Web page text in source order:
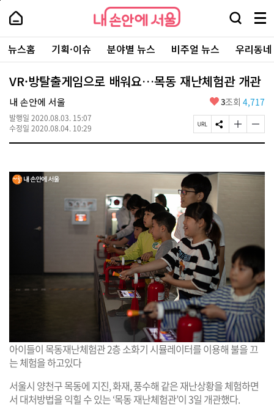
본
로
가
내
손
안
에
서
울
-
서
울
시
대
표
소
털
내
손
에
울
검
창
열
기
메
뉴
전
체
보
기
주
요
서
뉴스홈 기획·이슈 분야별 뉴스 비주얼 뉴스 우리동
VR·방탈출게임으로 배워요…목동 재난체험관 개관
내 손안에 서울
발행일 2020.08.03. 15:07
수정일 2020.08.04. 10:29
좋
요
3조회 4,717
페
이
R
L
복
사
S
N
유
글
자
크
게
글
자
작
게
아이들이 목동재난체험관 2층 소화기 시뮬레이터를 이용해 불을 끄
는 체험을 하고있다
서울시 양천구 목동에 지진, 화재, 풍수해 같은 재난상황을 체험하면
서 대처방법을 익힐 수 있는 ‘목동 재난체험관’이 3일 개관했다.
페
상
단
로